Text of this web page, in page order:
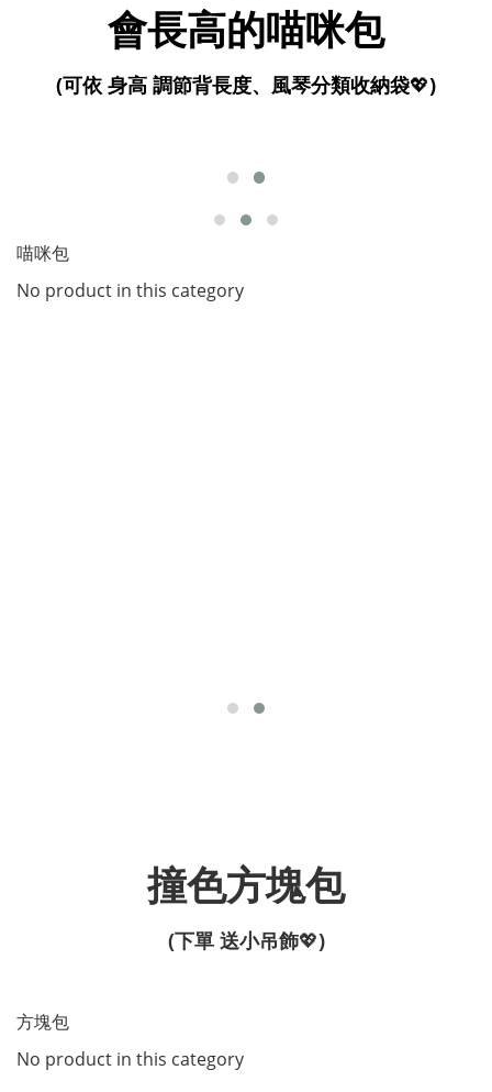
會長高的喵咪包
(可依 身高 調節背長度、風琴分類收納袋💖)
喵咪包
No product in this category
撞色方塊包
(下單 送小吊飾💖)
方塊包
No product in this category